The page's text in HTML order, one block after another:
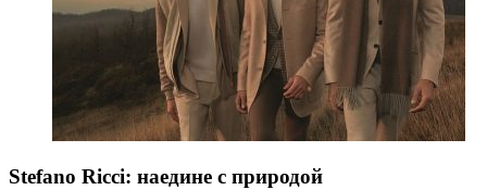
Stefano Ricci: наедине с природой